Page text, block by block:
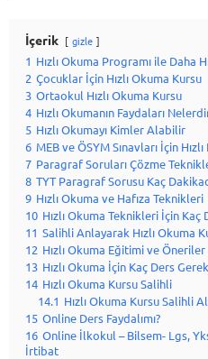
İçerik gizle
1 Hızlı Okuma Programı ile Daha
2 Çocuklar İçin Hızlı Okuma Kursu
3 Ortaokul Hızlı Okuma Kursu
4 Hızlı Okumanın Faydaları
5 Hızlı Okumayı Kimler Alabilir
6 MEB ve ÖSYM Sınavları İçin
7 Paragraf Soruları Çözme
8 TYT Paragraf Sorusu Kaç
9 Hızlı Okuma ve Hafıza Teknikleri
10 Hızlı Okuma Teknikleri İçin
11 Salihli Anlayarak Hızlı Okuma
12 Hızlı Okuma Eğitimi ve Öneriler
13 Hızlı Okuma İçin Kaç Ders
14 Hızlı Okuma Kursu Salihli
14.1 Hızlı Okuma Kursu Salihli
15 Online Ders Faydalımı?
16 Online İlkokul – Bilsem- Lgs,
İrtibat